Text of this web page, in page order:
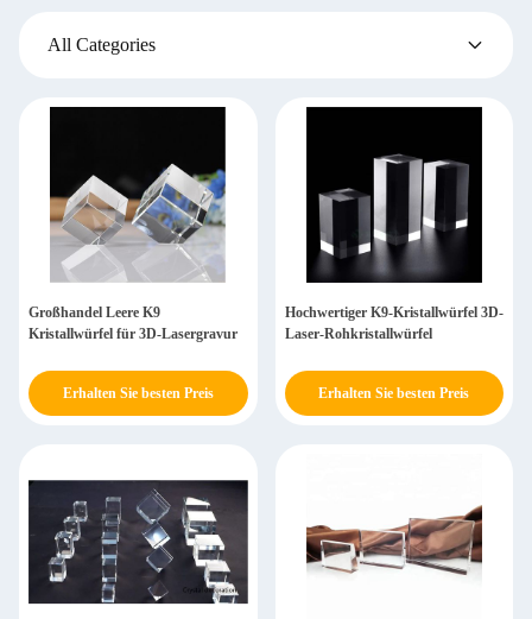
All Categories
Großhandel Leere K9
Kristallwürfel für 3D-Lasergravur
Erhalten Sie besten Preis
Hochwertiger K9-Kristallwürfel 3D-
Laser-Rohkristallwürfel
Erhalten Sie besten Preis